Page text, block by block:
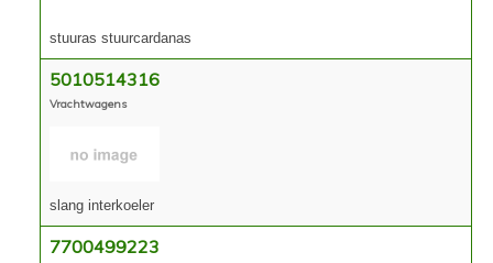
stuuras stuurcardanas
5010514316
Vrachtwagens
slang interkoeler
7700499223